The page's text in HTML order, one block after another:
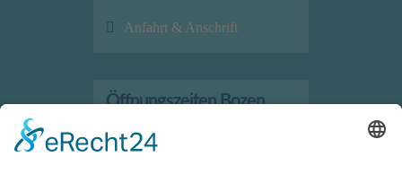
Anfahrt & Anschrift
Öffnungszeiten Bozen
Verkauf/Geschäft